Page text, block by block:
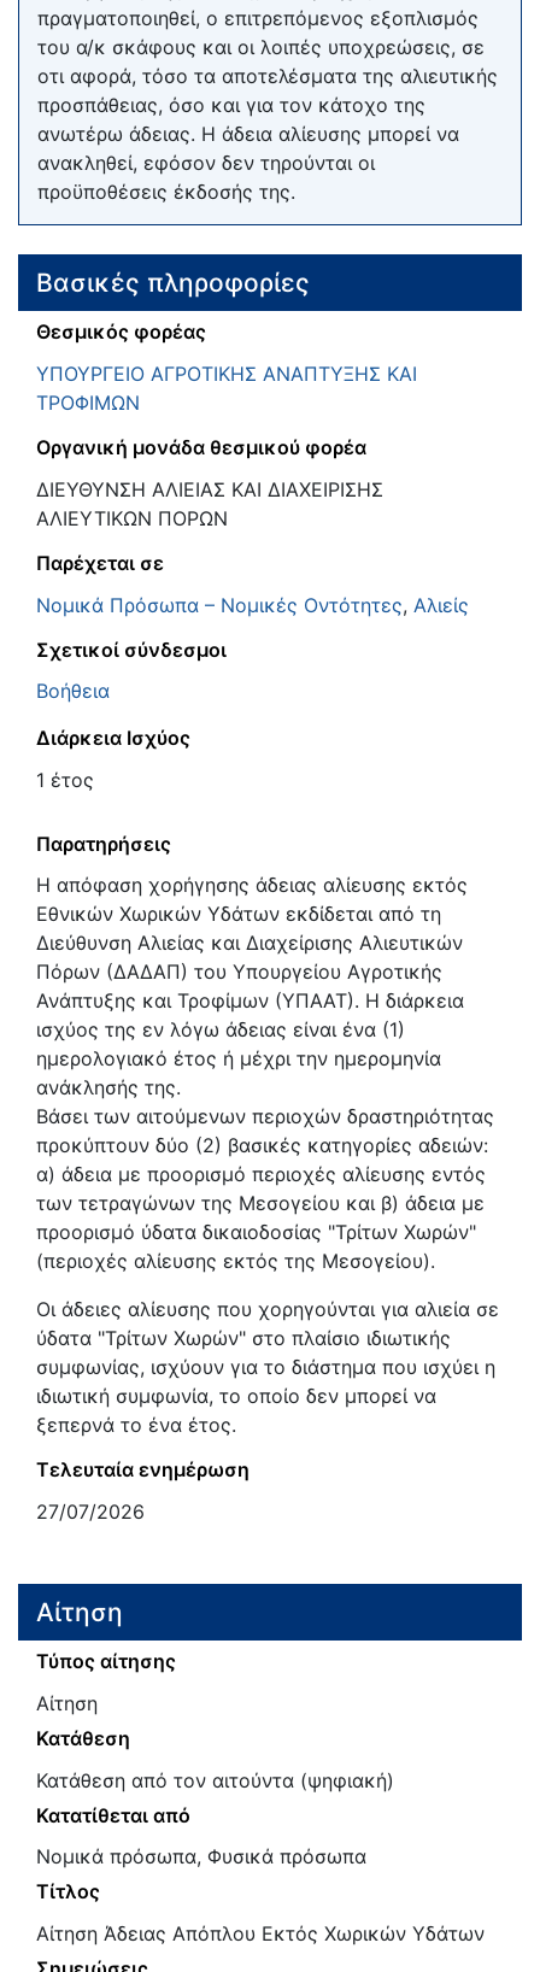
πραγματοποιηθεί, ο επιτρεπόμενος εξοπλισμός
του α/κ σκάφους και οι λοιπές υποχρεώσεις, σε
οτι αφορά, τόσο τα αποτελέσματα της αλιευτικής
προσπάθειας, όσο και για τον κάτοχο της
ανωτέρω άδειας. Η άδεια αλίευσης μπορεί να
ανακληθεί, εφόσον δεν τηρούνται οι
προϋποθέσεις έκδοσής της.
Βασικές πληροφορίες
Θεσμικός φορέας
ΥΠΟΥΡΓΕΙΟ ΑΓΡΟΤΙΚΗΣ ΑΝΑΠΤΥΞΗΣ ΚΑΙ
ΤΡΟΦΙΜΩΝ
Οργανική μονάδα θεσμικού φορέα
ΔΙΕΥΘΥΝΣΗ ΑΛΙΕΙΑΣ ΚΑΙ ΔΙΑΧΕΙΡΙΣΗΣ
ΑΛΙΕΥΤΙΚΩΝ ΠΟΡΩΝ
Παρέχεται σε
Νομικά Πρόσωπα – Νομικές Οντότητες, Αλιείς
Σχετικοί σύνδεσμοι
Βοήθεια
Διάρκεια Ισχύος
1 έτος
Παρατηρήσεις
Η απόφαση χορήγησης άδειας αλίευσης εκτός
Εθνικών Χωρικών Υδάτων εκδίδεται από τη
Διεύθυνση Αλιείας και Διαχείρισης Αλιευτικών
Πόρων (ΔΑΔΑΠ) του Υπουργείου Αγροτικής
Ανάπτυξης και Τροφίμων (ΥΠΑΑΤ). Η διάρκεια
ισχύος της εν λόγω άδειας είναι ένα (1)
ημερολογιακό έτος ή μέχρι την ημερομηνία
ανάκλησής της.
Βάσει των αιτούμενων περιοχών δραστηριότητας
προκύπτουν δύο (2) βασικές κατηγορίες αδειών:
α) άδεια με προορισμό περιοχές αλίευσης εντός
των τετραγώνων της Μεσογείου και β) άδεια με
προορισμό ύδατα δικαιοδοσίας "Τρίτων Χωρών"
(περιοχές αλίευσης εκτός της Μεσογείου).
Οι άδειες αλίευσης που χορηγούνται για αλιεία σε
ύδατα "Τρίτων Χωρών" στο πλαίσιο ιδιωτικής
συμφωνίας, ισχύουν για το διάστημα που ισχύει η
ιδιωτική συμφωνία, το οποίο δεν μπορεί να
ξεπερνά το ένα έτος.
Τελευταία ενημέρωση
27/07/2026
Αίτηση
Τύπος αίτησης
Αίτηση
Κατάθεση
Κατάθεση από τον αιτούντα (ψηφιακή)
Κατατίθεται από
Νομικά πρόσωπα, Φυσικά πρόσωπα
Τίτλος
Αίτηση Άδειας Απόπλου Εκτός Χωρικών Υδάτων